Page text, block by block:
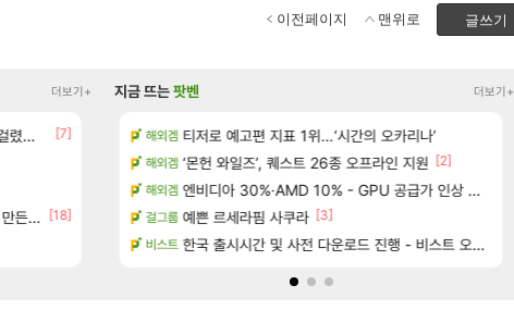
글쓰기
이전페이지 맨위로
더보기+
ㅋ
[7]
듯
[18]
검은사막 전분 얌비얌버전 내림차순 [40]
로아 ㅇㅂ) 로사단: 아니 퍼클팟 너무 심하네 예의가 없어(?)
로아 우주최초 보스가 낙사하는 게임 [93]
로아 ㅇㅂ) 실시간 갱쥰 전투머리 염색 ㅋㅋㅋㅋㅋㅋㅋㅋㅋㅋㅋㅋㅋ
검은사막 (추가) 이건 어떻게 해석해야 되나 [39]
지금 뜨는팟벤 더보기+
세대 교체
AI] 공개
해외겜 티저로 예고편 지표 1위…‘시간의 오카리나’
해외겜 ‘몬헌 와일즈’, 퀘스트 26종 오프라인 지원 [2]
해외겜 엔비디아 30%·AMD 10% - GPU 공급가 인상 보도
걸그룹 예쁜 르세라핌 사쿠라 [3]
비스트 한국 출시시간 및 사전 다운로드 진행 - 비스트 오브 리인카네이션